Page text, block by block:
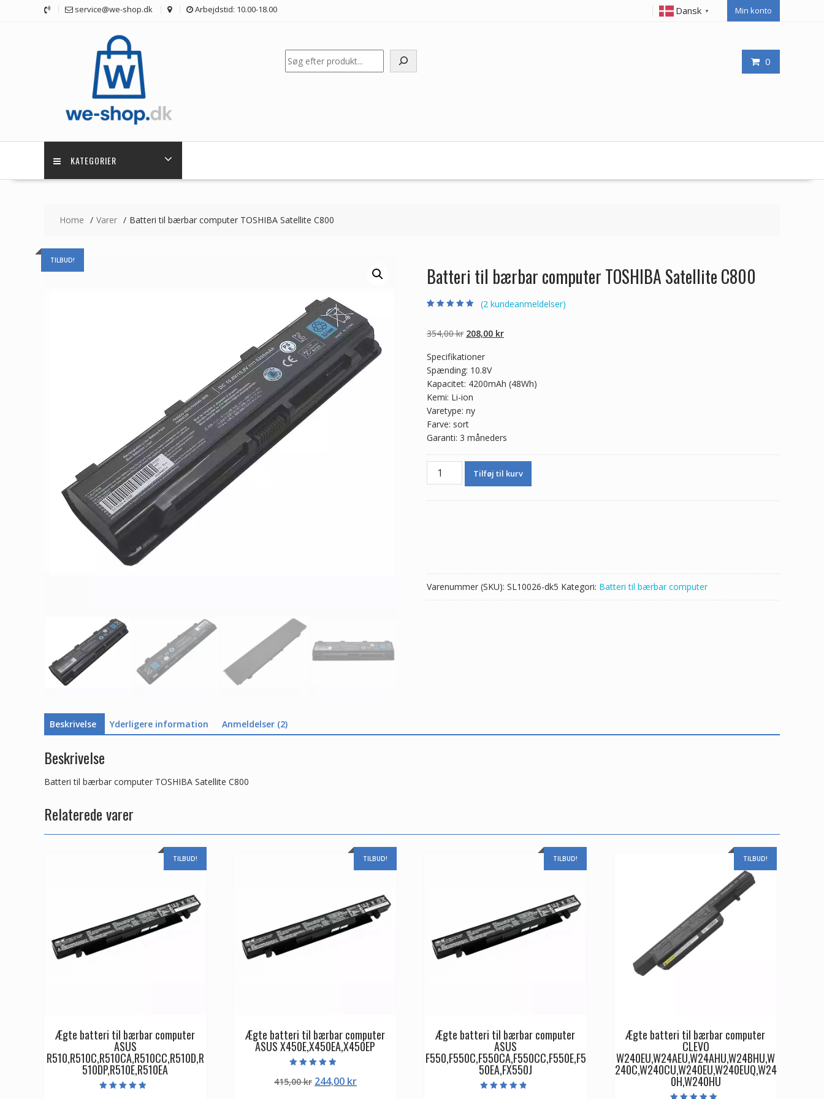
service@we-shop.dk Arbejdstid: 10.00-18.00 Dansk ▼ Min konto
0
Søg
KATEGORIER
Home Varer Batteri til bærbar computer TOSHIBA Satellite C800
TILBUD!
Batteri til bærbar computer TOSHIBA Satellite C800
baseret på
kundebedømmel
(2 kundeanmeldelser)
354,00kr Den
pris
var:
354,00 kr.
208,00 krDen
208,00 kr.
Specifikationer
Spænding: 10.8V
Kapacitet: 4200mAh (48Wh)
Kemi: Li-ion
Varetype: ny
Farve: sort
Garanti: 3 måneders
Batteri
Tilføj til kurv
Varenummer (SKU): SL10026-dk5 Kategori: Batteri til bærbar computer
Beskrivelse Yderligere information Anmeldelser (2)
Beskrivelse
Batteri til bærbar computer TOSHIBA Satellite C800
Relaterede varer
TILBUD!
Ægte batteri til bærbar computer
ASUS
R510,R510C,R510CA,R510CC,R510D,R
510DP,R510E,R510EA
TILBUD!
Ægte batteri til bærbar computer
ASUS X450E,X450EA,X450EP
4.50
ud af 5
415,00kr Den
244,00 krDen
TILBUD!
Ægte batteri til bærbar computer
ASUS
F550,F550C,F550CA,F550CC,F550E,F5
50EA,FX550J
TILBUD!
Ægte batteri til bærbar computer
CLEVO
W240EU,W24AEU,W24AHU,W24BHU,W
240C,W240CU,W240EU,W240EUQ,W24
0H,W240HU